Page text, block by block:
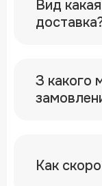
Вид
З какого
Как